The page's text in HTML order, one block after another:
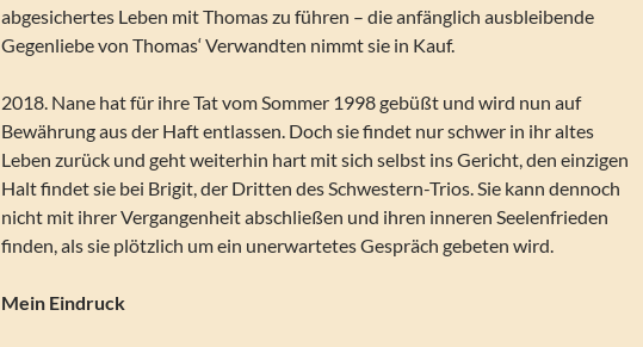
abgesichertes Leben mit Thomas zu führen – die anfänglich ausbleibende
Gegenliebe von Thomas‘ Verwandten nimmt sie in Kauf.
2018. Nane hat für ihre Tat vom Sommer 1998 gebüßt und wird nun auf
Bewährung aus der Haft entlassen. Doch sie findet nur schwer in ihr altes
Leben zurück und geht weiterhin hart mit sich selbst ins Gericht, den einzigen
Halt findet sie bei Brigit, der Dritten des Schwestern-Trios. Sie kann dennoch
nicht mit ihrer Vergangenheit abschließen und ihren inneren Seelenfrieden
finden, als sie plötzlich um ein unerwartetes Gespräch gebeten wird.
Mein Eindruck